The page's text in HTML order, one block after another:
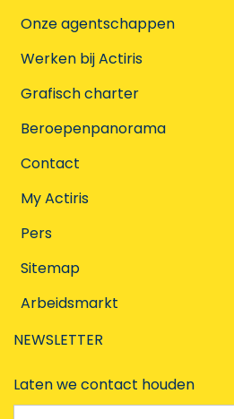
Onze agentschappen
Werken bij Actiris
Grafisch charter
Beroepenpanorama
Contact
My Actiris
Pers
Sitemap
Arbeidsmarkt
NEWSLETTER
Laten we contact houden